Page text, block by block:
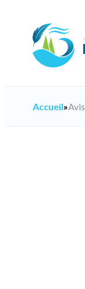
Accueil»